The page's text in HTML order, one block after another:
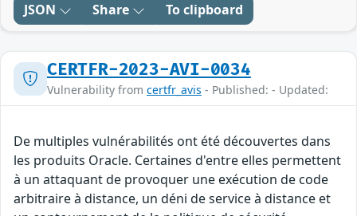
JSON Share To clipboard
CERTFR-2023-AVI-0034
Vulnerability from certfr_avis - Published: - Updated:
De multiples vulnérabilités ont été découvertes dans
les produits Oracle. Certaines d'entre elles permettent
à un attaquant de provoquer une exécution de code
arbitraire à distance, un déni de service à distance et